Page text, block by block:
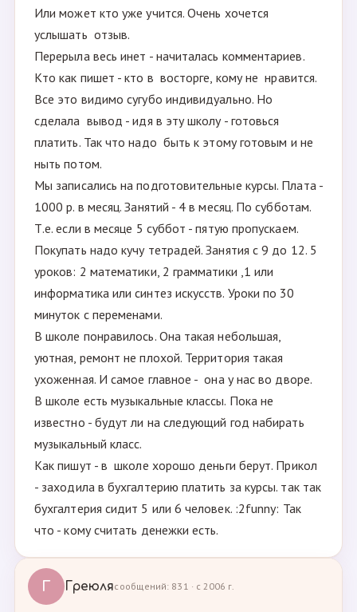
Или может кто уже учится. Очень хочется
услышать отзыв.
Перерыла весь инет - начиталась комментариев.
Кто как пишет - кто в восторге, кому не нравится.
Все это видимо сугубо индивидуально. Но
сделала вывод - идя в эту школу - готовься
платить. Так что надо быть к этому готовым и не
ныть потом.
Мы записались на подготовительные курсы. Плата -
1000 р. в месяц. Занятий - 4 в месяц. По субботам.
Т.е. если в месяце 5 суббот - пятую пропускаем.
Покупать надо кучу тетрадей. Занятия с 9 до 12. 5
уроков: 2 математики, 2 грамматики ,1 или
информатика или синтез искусств. Уроки по 30
минуток с переменами.
В школе понравилось. Она такая небольшая,
уютная, ремонт не плохой. Территория такая
ухоженная. И самое главное - она у нас во дворе.
В школе есть музыкальные классы. Пока не
известно - будут ли на следующий год набирать
музыкальный класс.
Как пишут - в школе хорошо деньги берут. Прикол
- заходила в бухгалтерию платить за курсы. так так
бухгалтерия сидит 5 или 6 человек. :2funny: Так
что - кому считать денежки есть.
Г Греюлясообщений: 831 · с 2006 г.